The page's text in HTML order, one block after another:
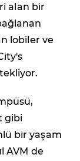
alan bir
lobiler ve
gibi
bir yaşam
AVM de